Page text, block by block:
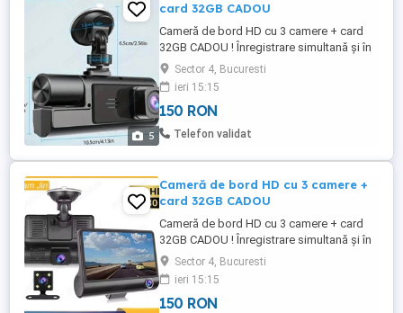
5
card 32GB CADOU
Cameră de bord HD cu 3 camere + card
32GB CADOU ! Înregistrare simultană și în
buclă full HD, perfectă pentru mașinia ta .
Montare ușoara cu ventuze , rezoluție
1080P . Filmare mod noapte . Produs nou
sigilat . Contine tot ce se vede în poze: -1
camera duala de 1080P -1 încărcător -1
Sector 4, Bucuresti
ieri 15:15
150 RON
Telefon validat
Cameră de bord HD cu 3 camere +
card 32GB CADOU
Cameră de bord HD cu 3 camere + card
32GB CADOU ! Înregistrare simultană și în
buclă full HD, perfectă pentru mașinia ta .
Montare ușoara cu ventuze , rezoluție
1080P . Filmare mod noapte . Produs nou
sigilat . Contine tot ce se vede în poze: -1
Sector 4, Bucuresti
ieri 15:15
150 RON